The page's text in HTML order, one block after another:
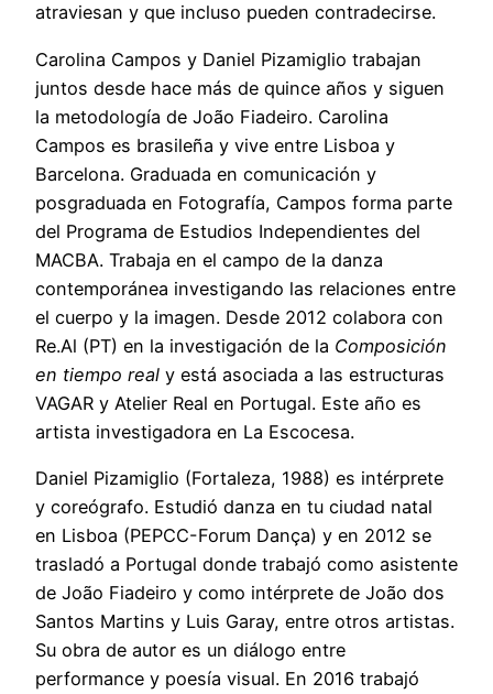
atraviesan y que incluso pueden contradecirse.
Carolina Campos y Daniel Pizamiglio trabajan
juntos desde hace más de quince años y siguen
la metodología de João Fiadeiro. Carolina
Campos es brasileña y vive entre Lisboa y
Barcelona. Graduada en comunicación y
posgraduada en Fotografía, Campos forma parte
del Programa de Estudios Independientes del
MACBA. Trabaja en el campo de la danza
contemporánea investigando las relaciones entre
el cuerpo y la imagen. Desde 2012 colabora con
Re.Al (PT) en la investigación de la Composición
en tiempo real y está asociada a las estructuras
VAGAR y Atelier Real en Portugal. Este año es
artista investigadora en La Escocesa.
Daniel Pizamiglio (Fortaleza, 1988) es intérprete
y coreógrafo. Estudió danza en tu ciudad natal
en Lisboa (PEPCC-Forum Dança) y en 2012 se
trasladó a Portugal donde trabajó como asistente
de João Fiadeiro y como intérprete de João dos
Santos Martins y Luis Garay, entre otros artistas.
Su obra de autor es un diálogo entre
performance y poesía visual. En 2016 trabajó